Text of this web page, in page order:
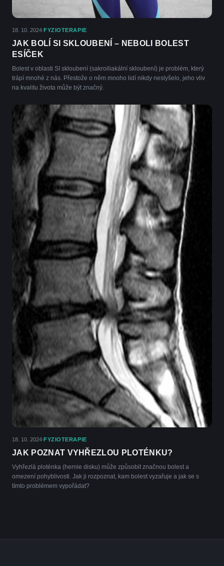
18. 10. 2024·FYZIOTERAPIE
JAK BOLÍ SI SKLOUBENÍ – NEBOLI BOLEST
ESÍČEK
Bolest v oblasti SI skloubení (sakroiliakální skloubení) je problém, který
trápí mnohé z nás. Přestože o něm mnoho lidí nikdy neslyšelo, jeho vliv
na kvalitu života může být značný.
18. 10. 2024· FYZIOTERAPIE
JAK POZNAT VYHŘEZLOU PLOTÉNKU?
Vyhřezlá ploténka (hernie disku) může způsobit značnou bolest a
omezení pohyblivosti. Jak ji rozpoznat, kam bolest vyzařuje a jak se s
tímto problémem vypořádat?